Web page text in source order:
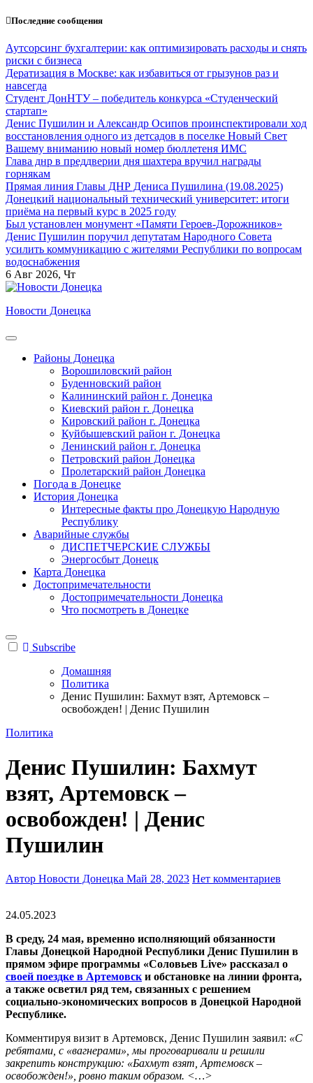
Перейти
содержанию
Последние сообщения
Аутсорсинг бухгалтерии: как оптимизировать расходы и снять
риски с бизнеса
Дератизация в Москве: как избавиться от грызунов раз и
навсегда
Студент ДонНТУ – победитель конкурса «Студенческий
стартап»
Денис Пушилин и Александр Осипов проинспектировали ход
восстановления одного из детсадов в поселке Новый Свет
Вашему вниманию новый номер бюллетеня ИМС
Глава днр в преддверии дня шахтера вручил награды
горнякам
Прямая линия Главы ДНР Дениса Пушилина (19.08.2025)
Донецкий национальный технический университет: итоги
приёма на первый курс в 2025 году
Был установлен монумент «Памяти Героев-Дорожников»
Денис Пушилин поручил депутатам Народного Совета
усилить коммуникацию с жителями Республики по вопросам
водоснабжения
6 Авг 2026, Чт
Новости Донецка
Районы Донецка
Ворошиловский район
Буденновский район
Калининский район г. Донецка
Киевский район г. Донецка
Кировский район г. Донецка
Куйбышевский район г. Донецка
Ленинский район г. Донецка
Петровский район Донецка
Пролетарский район Донецка
Погода в Донецке
История Донецка
Интересные факты про Донецкую Народную
Республику
Аварийные службы
ДИСПЕТЧЕРСКИЕ СЛУЖБЫ
Энергосбыт Донецк
Карта Донецка
Достопримечательности
Достопримечательности Донецка
Что посмотреть в Донецке
Subscribe
Домашняя
Политика
Денис Пушилин: Бахмут взят, Артемовск –
освобожден! | Денис Пушилин
Политика
Денис Пушилин: Бахмут
взят, Артемовск –
освобожден! | Денис
Пушилин
Автор Новости Донецка Май 28, 2023 Нет комментариев
24.05.2023
В среду, 24 мая, временно исполняющий обязанности
Главы Донецкой Народной Республики Денис Пушилин в
прямом эфире программы «Соловьев Live» рассказал о
своей поездке в Артемовск и обстановке на линии фронта,
а также осветил ряд тем, связанных с решением
социально-экономических вопросов в Донецкой Народной
Республике.
Комментируя визит в Артемовск, Денис Пушилин заявил: «С
ребятами, с «вагнерами», мы проговаривали и решили
закрепить конструкцию: «Бахмут взят, Артемовск –
освобожден!», ровно таким образом. <…>